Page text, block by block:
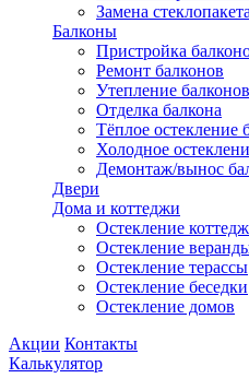
Замена стеклопакета
Балконы
Пристройка
Ремонт балконов
Утепление балконов
Отделка балкона
Тёплое остекление
Холодное
Демонтаж/вынос
Двери
Дома и коттеджи
Остекление
Остекление
Остекление терассы
Остекление беседки
Остекление домов
Акции Контакты
Калькулятор